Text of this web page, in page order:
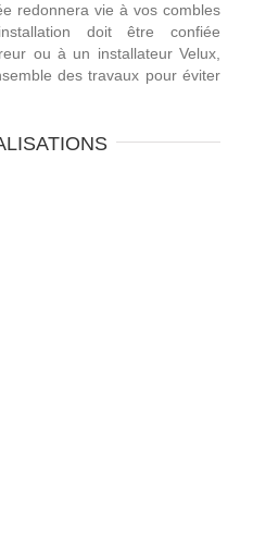
redonnera vie à vos combles
doit être confiée
ou à un installateur Velux,
des travaux pour éviter